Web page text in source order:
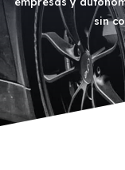
sin